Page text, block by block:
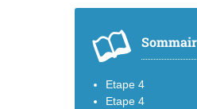
Etape 4
Etape 4